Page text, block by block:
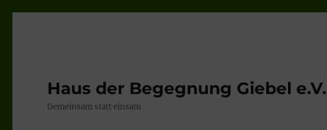
Haus der Begegnung Giebel e.V.
Gemeinsam statt einsam